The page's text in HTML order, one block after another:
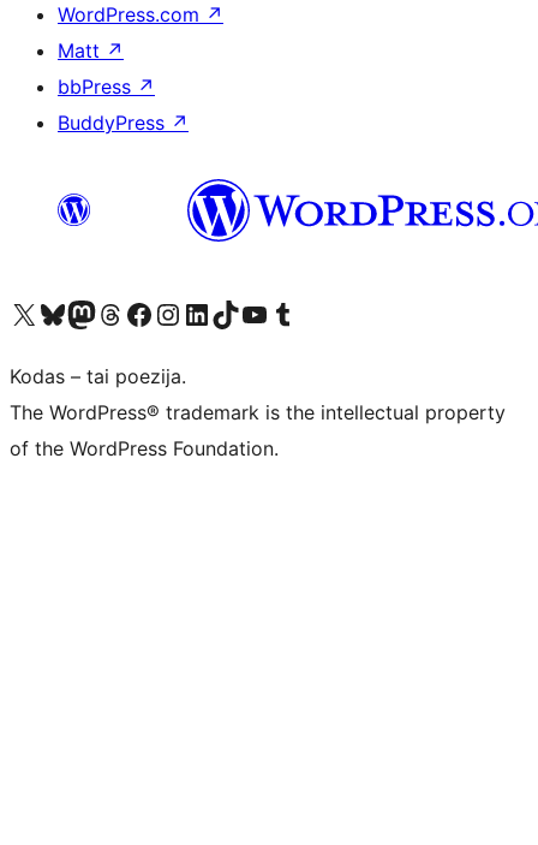
WordPress.com ↗
Matt ↗
bbPress ↗
BuddyPress ↗
Visit our X (formerly Twitter) account
Apsilankykite mūsų Bluesky paskyroje
Visit our Mastodon account
Apsilankykite mūsų Threads paskyroje
Visit our Facebook page
Visit our Instagram account
Visit our LinkedIn account
Apsilankykite mūsų TikTok paskyroje
Visit our YouTube channel
Apsilankykite mūsų Tumblr paskyroje
Kodas – tai poezija.
The WordPress® trademark is the intellectual property
of the WordPress Foundation.